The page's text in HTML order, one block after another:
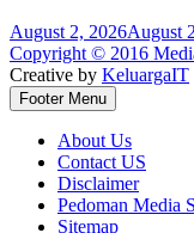
August 2, 2026August
Copyright © 2016
Creative by KeluargaIT
Footer Menu
About Us
Contact US
Disclaimer
Pedoman Media
Sitemap